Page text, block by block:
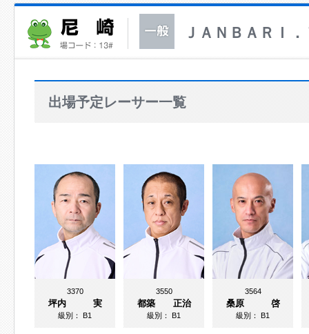
ＪＡＮＢＡＲＩ
出場予定レーサー一覧
3370
坪内 実
級別：B1
3550
都築 正治
級別：B1
3564
桑原 啓
級別：B1